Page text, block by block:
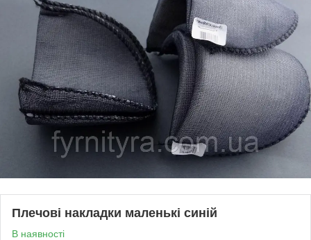
Плечові накладки маленькі синій
В наявності